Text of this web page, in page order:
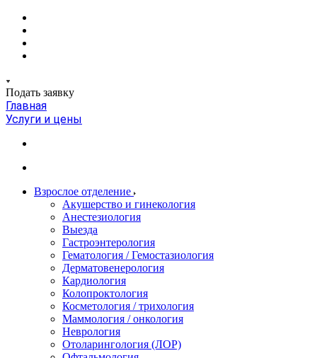
Подать заявку
Главная
Услуги и цены
Взрослое отделение
Акушерство и гинекология
Анестезиология
Выезда
Гастроэнтерология
Гематология / Гемостазиология
Дерматовенерология
Кардиология
Колопроктология
Косметология / трихология
Маммология / онкология
Неврология
Отоларингология (ЛОР)